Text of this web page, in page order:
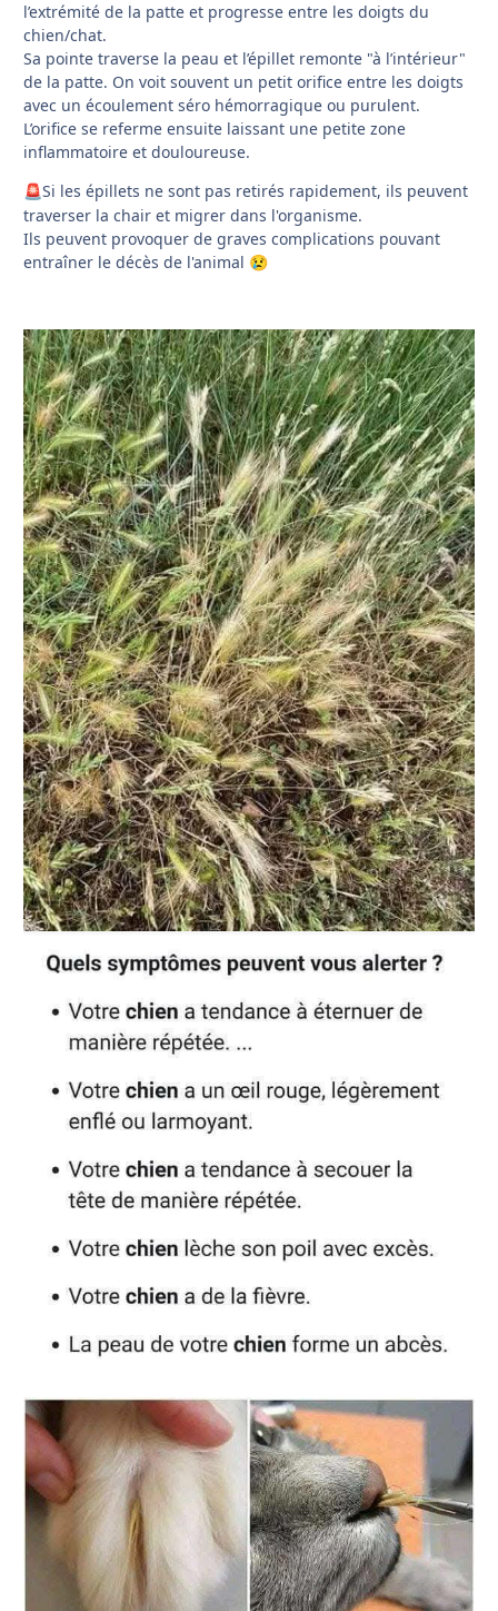
l’extrémité de la patte et progresse entre les doigts du
chien/chat.
Sa pointe traverse la peau et l’épillet remonte "à l’intérieur"
de la patte. On voit souvent un petit orifice entre les doigts
avec un écoulement séro hémorragique ou purulent.
L’orifice se referme ensuite laissant une petite zone
inflammatoire et douloureuse.
🚨Si les épillets ne sont pas retirés rapidement, ils peuvent
traverser la chair et migrer dans l'organisme.
Ils peuvent provoquer de graves complications pouvant
entraîner le décès de l'animal 😢